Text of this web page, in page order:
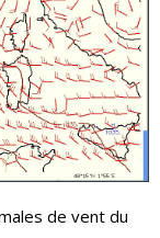
de vent du